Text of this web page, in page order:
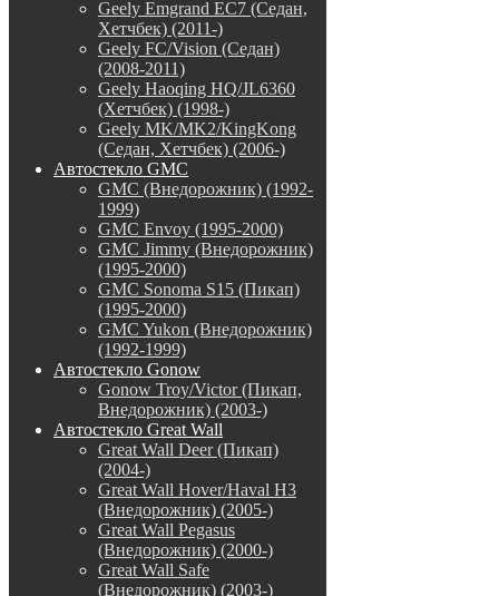
Geely Emgrand EC7 (Седан,
Хетчбек) (2011-)
Geely FC/Vision (Седан)
(2008-2011)
Geely Haoqing HQ/JL6360
(Хетчбек) (1998-)
Geely MK/MK2/KingKong
(Седан, Хетчбек) (2006-)
Автостекло GMC
GMC (Внедорожник) (1992-
1999)
GMC Envoy (1995-2000)
GMC Jimmy (Внедорожник)
(1995-2000)
GMC Sonoma S15 (Пикап)
(1995-2000)
GMC Yukon (Внедорожник)
(1992-1999)
Автостекло Gonow
Gonow Troy/Victor (Пикап,
Внедорожник) (2003-)
Автостекло Great Wall
Great Wall Deer (Пикап)
(2004-)
Great Wall Hover/Haval H3
(Внедорожник) (2005-)
Great Wall Pegasus
(Внедорожник) (2000-)
Great Wall Safe
(Внедорожник) (2003-)